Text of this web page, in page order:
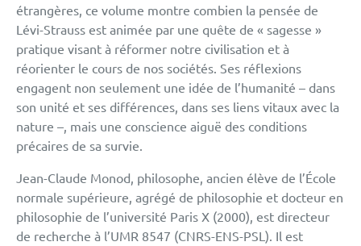
étrangères, ce volume montre combien la pensée de
Lévi-Strauss est animée par une quête de « sagesse »
pratique visant à réformer notre civilisation et à
réorienter le cours de nos sociétés. Ses réflexions
engagent non seulement une idée de l’humanité – dans
son unité et ses différences, dans ses liens vitaux avec la
nature –, mais une conscience aiguë des conditions
précaires de sa survie.
Jean-Claude Monod, philosophe, ancien élève de l’École
normale supérieure, agrégé de philosophie et docteur en
philosophie de l’université Paris X (2000), est directeur
de recherche à l’UMR 8547 (CNRS-ENS-PSL). Il est